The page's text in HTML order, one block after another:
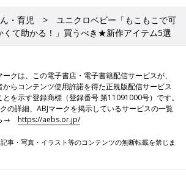
・育児
ユニクロベビー「もこもこで可
くて助かる！」買うべき★新作アイテム5選
ークは、この電子書店・電子書籍配信サービスが、
からコンテンツ使用許諾を得た正規版配信サービス
とを示す登録商標（登録番号 第11091000号）です。
の詳細、ABJマークを掲示しているサービスの一覧
ら→https://aebs.or.jp/
事・写真・イラスト等のコンテンツの無断転載を禁じま